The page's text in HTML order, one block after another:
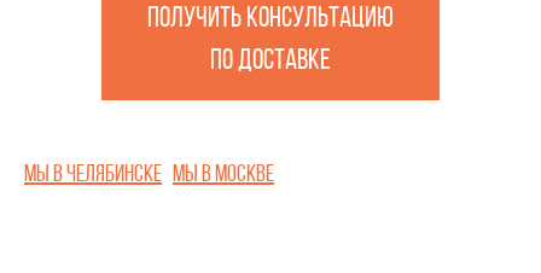
ПОЛУЧИТЬ КОНСУЛЬТАЦИЮ
ПО ДОСТАВКЕ
Мы в Челябинске Мы в Москве